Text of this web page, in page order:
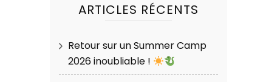
ARTICLES RÉCENTS
Retour sur un Summer Camp
2026 inoubliable !